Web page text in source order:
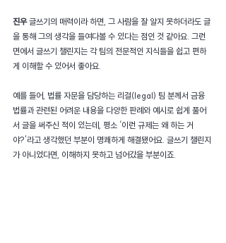
진우 글쓰기의 매력이라 하면, 그 사람을 잘 알지 못하더라도 글
을 통해 그의 생각을 들여다볼 수 있다는 점인 것 같아요. 그런
면에서 글쓰기 챌린지는 각 팀의 전문적인 지식들을 쉽고 편하
게 이해할 수 있어서 좋아요.
예를 들어, 법률 자문을 담당하는 리걸(legal) 팀 분께서 금융
법률과 관련된 어려운 내용을 다양한 판례와 예시로 쉽게 풀어
서 글을 써주신 적이 있는데, 평소 ‘이런 규제는 왜 하는 거
야?’라고 생각했던 부분이 명쾌하게 해결됐어요. 글쓰기 챌린지
가 아니었다면, 이해하지 못하고 넘어갔을 부분이죠.